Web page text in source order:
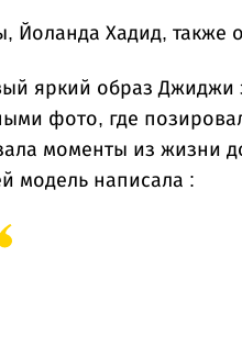
Йоланда Хадид, также
яркий образ Джиджи
фото, где
моменты из жизни
модель написала :